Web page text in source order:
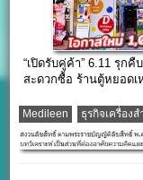
“เปิดรับคู่ค้า” 6.11 รุกคื
สะดวกซื้อ ร้านตู้หยอด
Medileen ธุรกิจเครื่องส